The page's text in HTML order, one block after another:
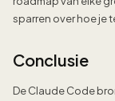
sparren over hoe je
Conclusie
De Claude Code